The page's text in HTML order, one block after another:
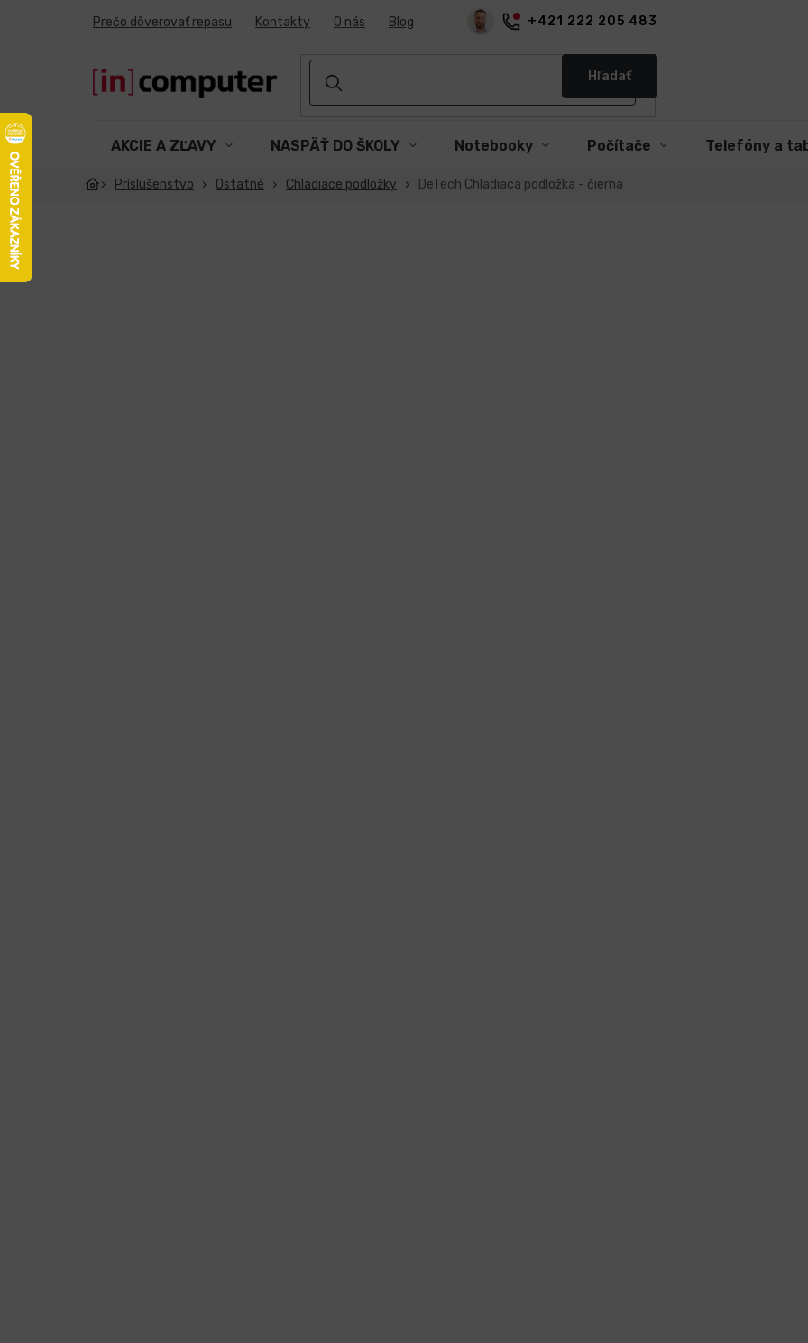
+421 222 205 483
Prečo dôverovať repasu Kontakty O nás Blog
Hľadať
AKCIE A ZĽAVY NASPÄŤ DO ŠKOLY Notebooky Počítače Telefóny a
Príslušenstvo Ostatné Chladiace podložky DeTech Chladiaca podložka - čierna